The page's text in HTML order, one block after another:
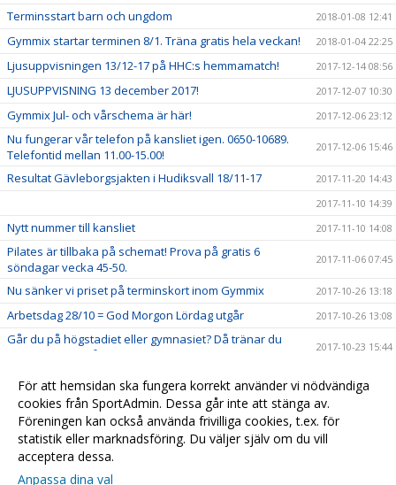
Terminsstart barn och ungdom 2018-01-08 12:41
Gymmix startar terminen 8/1. Träna gratis hela veckan! 2018-01-04 22:25
Ljusuppvisningen 13/12-17 på HHC:s hemmamatch! 2017-12-14 08:56
LJUSUPPVISNING 13 december 2017! 2017-12-07 10:30
Gymmix Jul- och vårschema är här! 2017-12-06 23:12
Nu fungerar vår telefon på kansliet igen. 0650-10689.
Telefontid mellan 11.00-15.00!
2017-12-06 15:46
Resultat Gävleborgsjakten i Hudiksvall 18/11-17
2017-11-20 14:43
2017-11-10 14:39
Nytt nummer till kansliet 2017-11-10 14:08
Pilates är tillbaka på schemat! Prova på gratis 6
söndagar vecka 45-50.
2017-11-06 07:45
Nu sänker vi priset på terminskort inom Gymmix 2017-10-26 13:18
Arbetsdag 28/10 = God Morgon Lördag utgår 2017-10-26 13:08
Går du på högstadiet eller gymnasiet? Då tränar du
gratis hos oss på höstlovet. Välkommen!
2017-10-23 15:44
Familjevecka måndag-torsdag vecka 43 2017-10-12 14:15
Välkommen till Hudikgympans nya hemsida 2017-09-06 15:01
Schema Gymmix 2017-09-06 14:52
För att hemsidan ska fungera korrekt använder vi nödvändiga
cookies från SportAdmin. Dessa går inte att stänga av.
Föreningen kan också använda frivilliga cookies, t.ex. för
statistik eller marknadsföring. Du väljer själv om du vill
acceptera dessa.
Anpassa dina val